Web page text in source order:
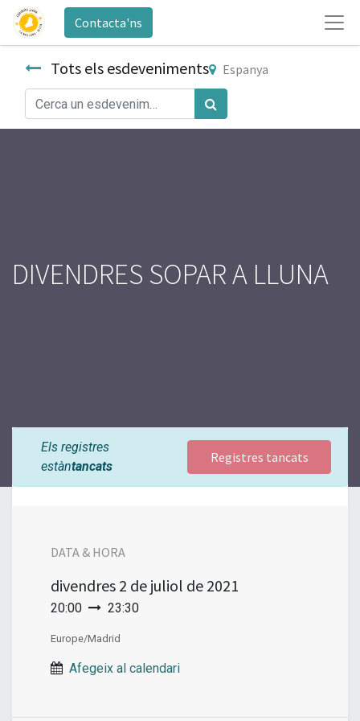
Contacta'ns
Tots els esdeveniments Espanya
DIVENDRES SOPAR A LLUNA
Els registres
estàntancats
Registres tancats
DATA & HORA
divendres 2 de juliol de 2021
20:00 23:30
Europe/Madrid
Afegeix al calendari